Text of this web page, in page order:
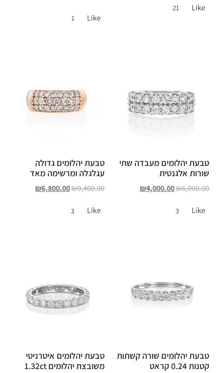
Like
21
Like
1
טבעת יהלומים מעבדה שתי
שורות אלגנטית
₪6,000.00
₪4,000.00
Like
3
טבעת יהלומים גדולה
עגלגלה ומרשימה מאד
₪9,400.00
₪6,800.00
Like
3
טבעת יהלומים שורה קשתות
קטנות 0.24 קראט
טבעת יהלומים איטרניטי
משובצת יהלומים 1.32ct